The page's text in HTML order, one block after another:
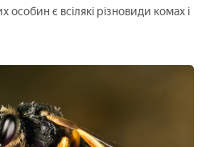
є всілякі різновиди комах і